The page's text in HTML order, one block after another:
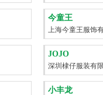
今童王
上海今童王服饰
JOJO
深圳棣仔服装有
小丰龙